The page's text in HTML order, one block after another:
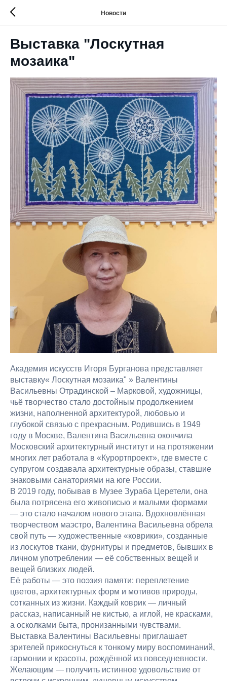
Новости
Выставка "Лоскутная
мозаика"
Академия искусств Игоря Бурганова представляет
выставку« Лоскутная мозаика" » Валентины
Васильевны Отрадинской – Марковой, художницы,
чьё творчество стало достойным продолжением
жизни, наполненной архитектурой, любовью и
глубокой связью с прекрасным. Родившись в 1949
году в Москве, Валентина Васильевна окончила
Московский архитектурный институт и на протяжении
многих лет работала в «Курортпроект», где вместе с
супругом создавала архитектурные образы, ставшие
знаковыми санаториями на юге России.
В 2019 году, побывав в Музее Зураба Церетели, она
была потрясена его живописью и малыми формами
— это стало началом нового этапа. Вдохновлённая
творчеством маэстро, Валентина Васильевна обрела
свой путь — художественные «коврики», созданные
из лоскутов ткани, фурнитуры и предметов, бывших в
личном употреблении — её собственных вещей и
вещей близких людей.
Её работы — это поэзия памяти: переплетение
цветов, архитектурных форм и мотивов природы,
сотканных из жизни. Каждый коврик — личный
рассказ, написанный не кистью, а иглой, не красками,
а осколками быта, пронизанными чувствами.
Выставка Валентины Васильевны приглашает
зрителей прикоснуться к тонкому миру воспоминаний,
гармонии и красоты, рождённой из повседневности.
Желающим — получить истинное удовольствие от